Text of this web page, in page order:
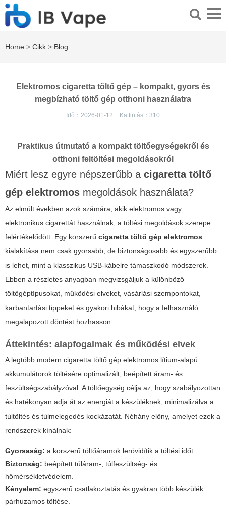
Home > Cikk > Blog
Elektromos cigaretta töltő gép – kompakt, gyors és
megbízható töltő gép otthoni használatra
Idő：2026-01-12 Kattintás： 310
Praktikus útmutató a kompakt töltőegységekről és
otthoni feltöltési megoldásokról
Miért lesz egyre népszerűbb a cigaretta töltő
gép elektromos megoldások használata?
Az elmúlt években azok számára, akik elektromos vagy
elektronikus cigarettát használnak, a töltési megoldások szerepe
felértékelődött. Egy korszerű cigaretta töltő gép elektromos
kialakítása nem csak gyorsabb, de biztonságosabb és egyszerűbb
is lehet, mint a klasszikus USB-kábelre támaszkodó módszerek.
Ebben a részletes anyagban megvizsgáljuk a különböző
töltőgéptípusokat, működési elveket, vásárlási szempontokat,
karbantartási tippeket és gyakori hibákat, hogy a felhasználó
megalapozott döntést hozhasson.
Áttekintés: alapfogalmak és működési elvek
A legtöbb modern cigaretta töltő gép elektromos lítium-alapú
akkumulátorok töltésére optimalizált, beépített áram- és
feszültségszabályzóval. A töltőegység célja az, hogy szabályozottan
és hatékonyan adja át az energiát a készüléknek, minimalizálva a
túltöltés és túlmelegedés kockázatát. Néhány előny, amelyet ezek a
rendszerek kínálnak:
Gyorsaság: a korszerű töltőáramok lerövidítik a töltési időt.
Biztonság: beépített túláram-, túlfeszültség- és
hőmérsékletvédelem.
Kényelem: egyszerű csatlakoztatás és gyakran több készülék
párhuzamos töltése.